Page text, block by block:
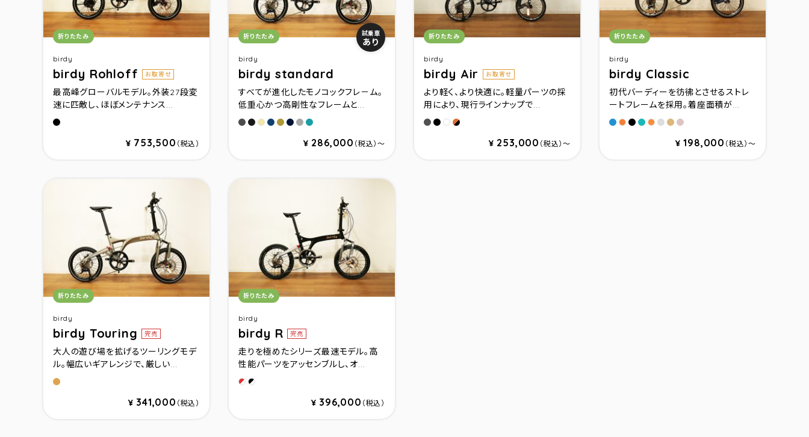
birdy
birdy Rohloff お取寄せ
カテゴリ：
折りたたみ
最高峰グローバルモデル。外装27段変
速に匹敵し、ほぼメンテナンス...
グロスブラック
¥ 753,500 （税込）
birdy
birdy standard
カテゴリ：
折りたたみ 試乗車
あり
すべてが進化したモノコックフレ－ム。
低重心かつ高剛性なフレームと...
グラファイト
マットチャコ－ル
サンディーベージュ
サンディーブルー
サテンメタリックグレー
グロスミッドナイトブルー＆パールブラック
ナルドグレー
ターコイズ
¥ 286,000 （税込）〜
birdy
birdy Air お取寄せ
カテゴリ：
折りたたみ
より軽く、より快適に。軽量パーツの採
用により、現行ラインナップで...
マ－キュリグレ－
インクブラック
パープルホワイト
ウイスキーブラウン＆マットブラック
¥ 253,000 （税込）〜
birdy
birdy Classic
カテゴリ：
折りたたみ
初代バーディーを彷彿とさせるストレ
ートフレームを採用。着座面積が...
フォギーブル－メタリック
サンセットオレンジメタリック
セミマットブラックメタリック
マットパステルターコイズ
マットオレンジ
ミリタリーグレー
シャンパンゴールド
ローズゴールド
¥198,000 （税込）〜
birdy
birdy Touring 完売
カテゴリ：
折りたたみ
大人の遊び場を拡げるツーリングモデ
ル。幅広いギアレンジで、厳しい...
ラヴァブラウン
¥ 341,000 （税込）
birdy
birdy R 完売
カテゴリ：
折りたたみ
走りを極めたシリーズ最速モデル。高
性能パーツをアッセンブルし、オ...
グロッシーレッド
ブラック
¥ 396,000 （税込）